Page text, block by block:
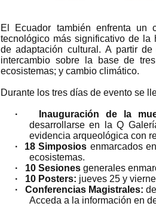
El Ecuador también enfrenta un
tecnológico más significativo de la
de adaptación cultural. A partir
intercambio sobre la base de
ecosistemas; y cambio climático.
Durante los tres días de evento se
· Inauguración de la
desarrollarse en la Q
evidencia arqueológica con
·
18 Simposios enmarcados
ecosistemas.
·
10 Sesiones generales
·
10 Posters: jueves 25 y
·
Conferencias Magistrales:
Acceda a la información en